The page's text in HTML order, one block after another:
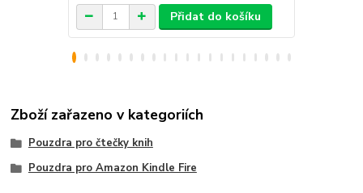
Přidat do košíku
Zboží zařazeno v kategoriích
Pouzdra pro čtečky knih
Pouzdra pro Amazon Kindle Fire